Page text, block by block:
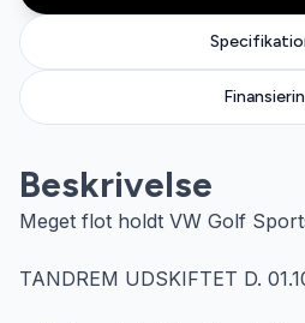
Beskrivelse
Meget flot holdt VW Golf
TANDREM UDSKIFTET D.